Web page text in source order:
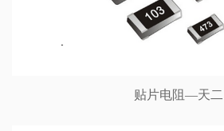
贴片电阻—天二